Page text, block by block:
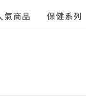
氣商品 保健系列